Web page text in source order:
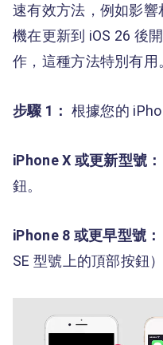
速有效方法，例如影
機在更新到 iOS 26 後
作，這種方法特別有用
步驟 1： 根據您的
iPhone X 或更新型號：
鈕。
iPhone 8 或更早型號：
SE 型號上的頂部按鈕）